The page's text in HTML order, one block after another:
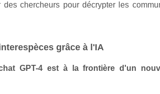
chercheurs pour décrypter les
grâce à l'IA
GPT-4 est à la frontière d'un